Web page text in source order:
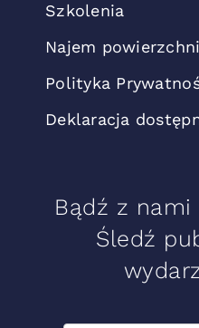
Szkolenia
Najem powierzchni
Polityka
Deklaracja
Bądź z nami
Śledź